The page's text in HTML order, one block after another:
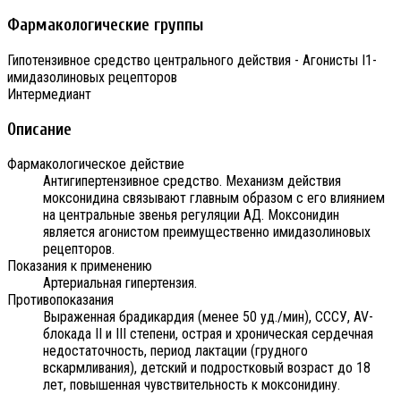
Фармакологические группы
Гипотензивное средство центрального действия - Агонисты I1-
имидазолиновых рецепторов
Интермедиант
Описание
Фармакологическое действие
Антигипертензивное средство. Механизм действия
моксонидина связывают главным образом с его влиянием
на центральные звенья регуляции АД. Моксонидин
является агонистом преимущественно имидазолиновых
рецепторов.
Показания к применению
Артериальная гипертензия.
Противопоказания
Выраженная брадикардия (менее 50 уд./мин), СССУ, AV-
блокада II и III степени, острая и хроническая сердечная
недостаточность, период лактации (грудного
вскармливания), детский и подростковый возраст до 18
лет, повышенная чувствительность к моксонидину.